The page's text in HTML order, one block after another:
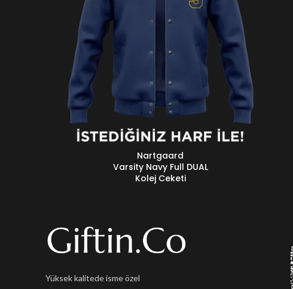
Nartgaard
Varsity Navy Full DUAL
Kolej Ceketi
Yüksek kalitede isme özel